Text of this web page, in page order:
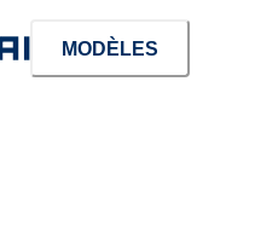
MODÈLES